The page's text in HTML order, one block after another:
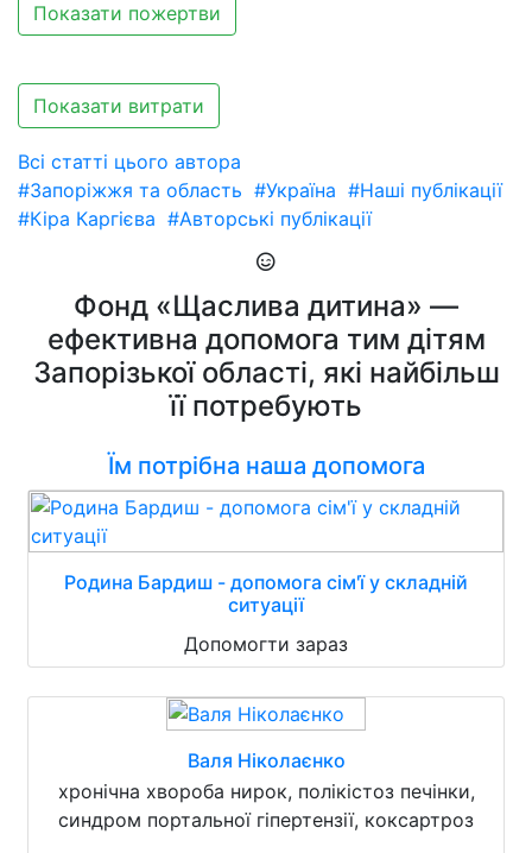
Показати пожертви
Показати витрати
Всі статті цього автора
#Запоріжжя та область #Україна #Наші публікації
#Кіра Каргієва #Авторські публікації
Фонд «Щаслива дитина» —
ефективна допомога тим дітям
Запорізької області, які найбільш
її потребують
Їм потрібна наша допомога
Родина Бардиш - допомога сім'ї у складній
ситуації
Допомогти зараз
Валя Ніколаєнко
хронічна хвороба нирок, полікістоз печінки,
синдром портальної гіпертензії, коксартроз